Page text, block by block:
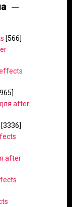
[566]
after
[3336]
after